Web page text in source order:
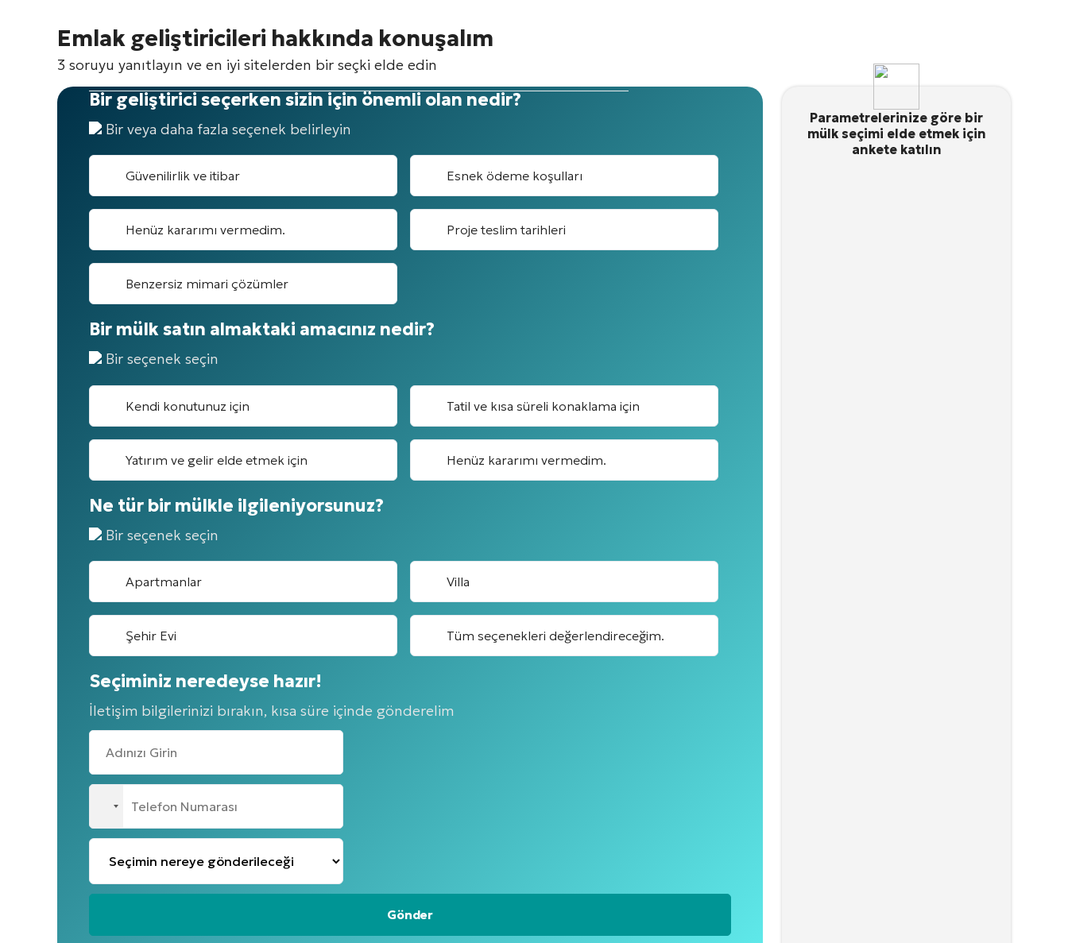
Emlak geliştiricileri hakkında konuşalım
3 soruyu yanıtlayın ve en iyi sitelerden bir seçki elde edin
Bir geliştirici seçerken sizin için önemli olan nedir?
Bir veya daha fazla seçenek belirleyin
Güvenilirlik ve itibar Esnek ödeme koşulları
Henüz kararımı vermedim. Proje teslim tarihleri
Benzersiz mimari çözümler
Bir mülk satın almaktaki amacınız nedir?
Bir seçenek seçin
Kendi konutunuz için Tatil ve kısa süreli konaklama için
Yatırım ve gelir elde etmek için Henüz kararımı vermedim.
Ne tür bir mülkle ilgileniyorsunuz?
Bir seçenek seçin
Apartmanlar Villa
Şehir Evi Tüm seçenekleri değerlendireceğim.
Seçiminiz neredeyse hazır!
İletişim bilgilerinizi bırakın, kısa süre içinde gönderelim
No
country
selected
Parametrelerinize göre bir
mülk seçimi elde etmek için
ankete katılın